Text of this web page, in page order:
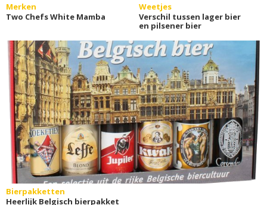
Merken
Two Chefs White Mamba
Weetjes
Verschil tussen lager bier
en pilsener bier
Bierpakketten
Heerlijk Belgisch bierpakket